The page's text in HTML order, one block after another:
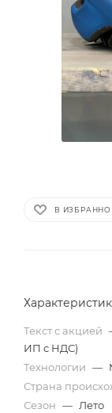
В
Текст с акцией
ИП с НДС)
Технологии —
Страна
Сезон — Лето